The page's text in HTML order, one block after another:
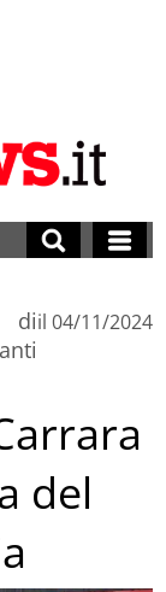
diil 04/11/2024
del